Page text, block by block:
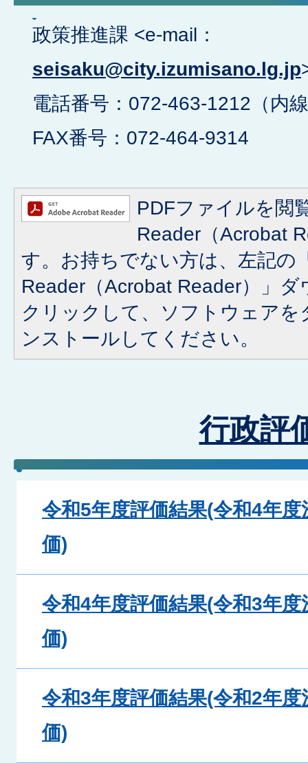
政策推進課 <e-mail：
seisaku@city.izumisano.lg.jp
電話番号：072-463-1212（内
FAX番号：072-464-9314
PDFファイルを閲
Reader（Acrobat
す。お持ちでない方は、左記の
Reader（Acrobat Reader）」
クリックして、ソフトウェア
ンストールしてください。
行政評
令和5年度評価結果(令和4年
価)
令和4年度評価結果(令和3年
価)
令和3年度評価結果(令和2年
価)